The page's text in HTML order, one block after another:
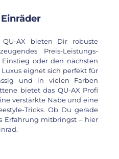
AX bieten Dir robuste
Preis-Leistungs-
oder den nächsten
eignet sich perfekt für
und in vielen Farben
bietet das QU-AX Profi
verstärkte Nabe und eine
Tricks. Ob Du gerade
Erfahrung mitbringst – hier